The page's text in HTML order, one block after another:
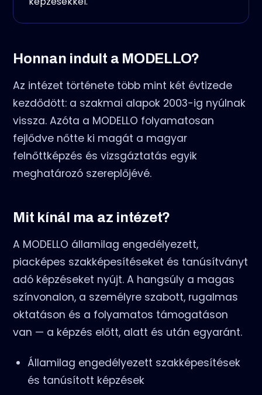
Honnan indult a MODELLO?
Az intézet története több mint két évtizede
kezdődött: a szakmai alapok 2003-ig nyúlnak
vissza. Azóta a MODELLO folyamatosan
fejlődve nőtte ki magát a magyar
felnőttképzés és vizsgáztatás egyik
meghatározó szereplőjévé.
Mit kínál ma az intézet?
A MODELLO államilag engedélyezett,
piacképes szakképesítéseket és tanúsítványt
adó képzéseket nyújt. A hangsúly a magas
színvonalon, a személyre szabott, rugalmas
oktatáson és a folyamatos támogatáson
van — a képzés előtt, alatt és után egyaránt.
Államilag engedélyezett szakképesítések
és tanúsított képzések